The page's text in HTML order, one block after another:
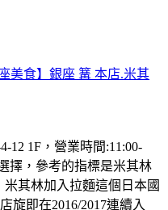
美食】銀座 篝 本店.米其
12 1F，營業時間:11:00-
擇，參考的指標是米其林
米其林加入拉麵這個日本國
旋即在2016/2017連續入